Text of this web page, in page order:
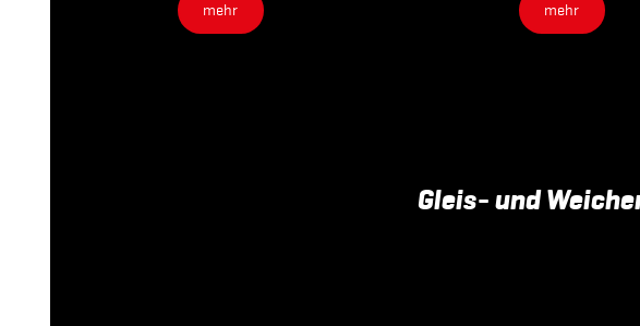
mehr mehr
Gleis- und